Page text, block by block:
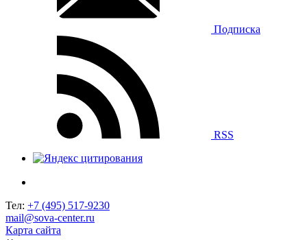
Подписка
RSS
Тел: +7 (495) 517-9230
mail@sova-center.ru
Карта сайта